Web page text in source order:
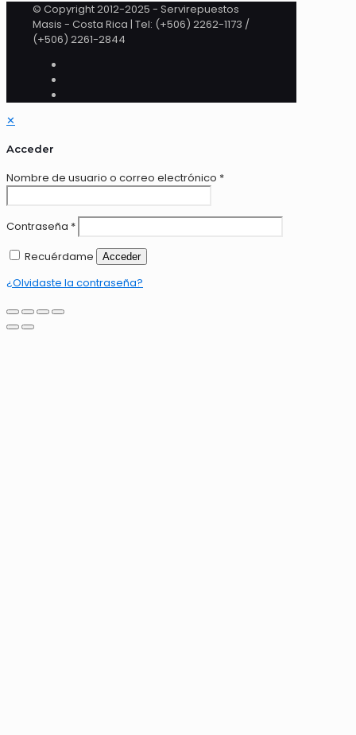
© Copyright 2012-2025 - Servirepuestos
Masis - Costa Rica | Tel: (+506) 2262-1173 /
(+506) 2261-2844
✕
Acceder
Nombre de usuario o correo electrónico *
Contraseña *
Recuérdame
Acceder
¿Olvidaste la contraseña?